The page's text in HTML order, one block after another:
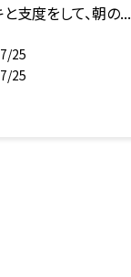
と支度をして、朝の...
25
25